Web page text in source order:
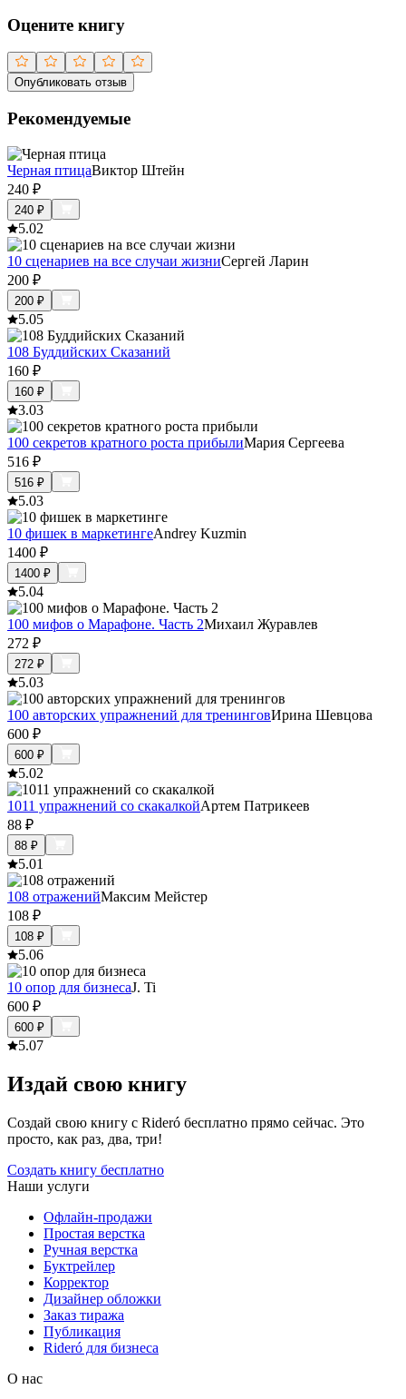
Оцените книгу
Опубликовать отзыв
Рекомендуемые
Черная птицаВиктор Штейн
240 ₽
240 ₽
5.02
10 сценариев на все случаи жизниСергей Ларин
200 ₽
200 ₽
5.05
108 Буддийских Сказаний
160 ₽
160 ₽
3.03
100 секретов кратного роста прибылиМария Сергеева
516 ₽
516 ₽
5.03
10 фишек в маркетингеAndrey Kuzmin
1400 ₽
1400 ₽
5.04
100 мифов о Марафоне. Часть 2Михаил Журавлев
272 ₽
272 ₽
5.03
100 авторских упражнений для тренинговИрина Шевцова
600 ₽
600 ₽
5.02
1011 упражнений со скакалкойАртем Патрикеев
88 ₽
88 ₽
5.01
108 отраженийМаксим Мейстер
108 ₽
108 ₽
5.06
10 опор для бизнесаJ. Ti
600 ₽
600 ₽
5.07
Издай свою книгу
Создай свою книгу с Rideró бесплатно прямо сейчас. Это
просто, как раз, два, три!
Создать книгу бесплатно
Наши услуги
Офлайн-продажи
Простая верстка
Ручная верстка
Буктрейлер
Корректор
Дизайнер обложки
Заказ тиража
Публикация
Rideró для бизнеса
О нас